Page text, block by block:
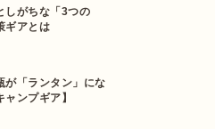
しがちな「3つの
ギアとは
が「ランタン」にな
ンプギア】